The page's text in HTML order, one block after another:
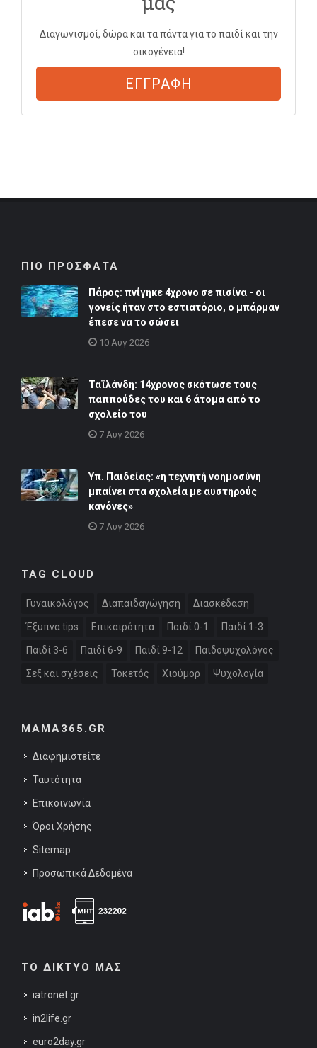
Διαγωνισμοί, δώρα και τα πάντα για το παιδί και την
οικογένεια!
ΕΓΓΡΑΦΗ
ΠΙΟ ΠΡΟΣΦΑΤΑ
Πάρος: πνίγηκε 4χρονο σε πισίνα - οι
γονείς ήταν στο εστιατόριο, ο μπάρμαν
έπεσε να το σώσει
10 Αυγ 2026
Ταϊλάνδη: 14χρονος σκότωσε τους
παππούδες του και 6 άτομα από το
σχολείο του
7 Αυγ 2026
Υπ. Παιδείας: «η τεχνητή νοημοσύνη
μπαίνει στα σχολεία με αυστηρούς
κανόνες»
7 Αυγ 2026
TAG CLOUD
Γυναικολόγος Διαπαιδαγώγηση Διασκέδαση
Έξυπνα tips Επικαιρότητα Παιδί 0-1 Παιδί 1-3
Παιδί 3-6 Παιδί 6-9 Παιδί 9-12 Παιδοψυχολόγος
Σεξ και σχέσεις Τοκετός Χιούμορ Ψυχολογία
MAMA365.GR
Διαφημιστείτε
Ταυτότητα
Επικοινωνία
Όροι Χρήσης
Sitemap
Προσωπικά Δεδομένα
ΤΟ ΔΙΚΤΥΟ ΜΑΣ
iatronet.gr
in2life.gr
euro2day.gr